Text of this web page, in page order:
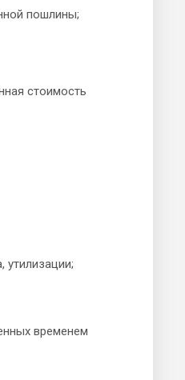
пошлины;
стоимость
утилизации;
временем